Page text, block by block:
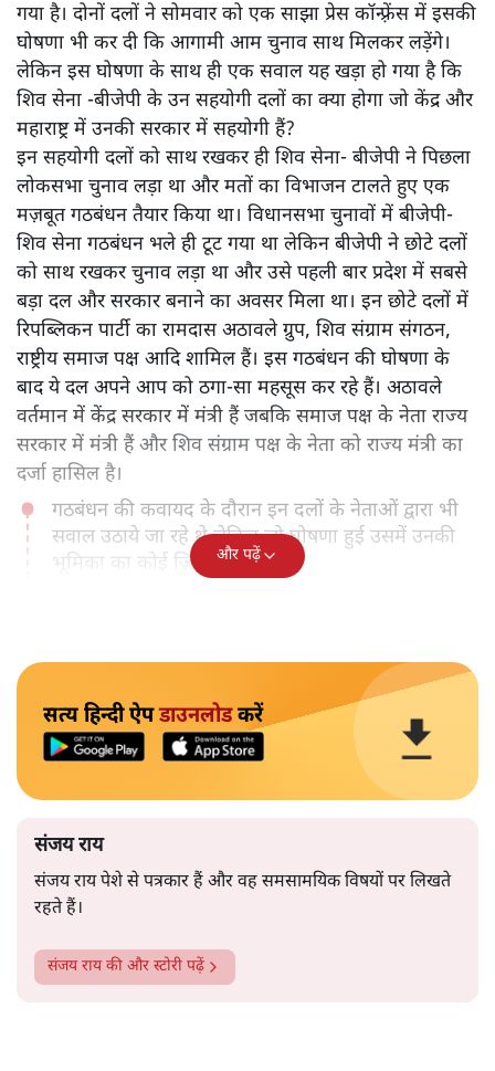
गया है। दोनों दलों ने सोमवार को एक साझा प्रेस कॉन्फ़्रेंस में इसकी
घोषणा भी कर दी कि आगामी आम चुनाव साथ मिलकर लड़ेंगे।
लेकिन इस घोषणा के साथ ही एक सवाल यह खड़ा हो गया है कि
शिव सेना -बीजेपी के उन सहयोगी दलों का क्या होगा जो केंद्र और
महाराष्ट्र में उनकी सरकार में सहयोगी हैं?
इन सहयोगी दलों को साथ रखकर ही शिव सेना- बीजेपी ने पिछला
लोकसभा चुनाव लड़ा था और मतों का विभाजन टालते हुए एक
मज़बूत गठबंधन तैयार किया था। विधानसभा चुनावों में बीजेपी-
शिव सेना गठबंधन भले ही टूट गया था लेकिन बीजेपी ने छोटे दलों
को साथ रखकर चुनाव लड़ा था और उसे पहली बार प्रदेश में सबसे
बड़ा दल और सरकार बनाने का अवसर मिला था। इन छोटे दलों में
रिपब्लिकन पार्टी का रामदास अठावले ग्रुप, शिव संग्राम संगठन,
राष्ट्रीय समाज पक्ष आदि शामिल हैं। इस गठबंधन की घोषणा के
बाद ये दल अपने आप को ठगा-सा महसूस कर रहे हैं। अठावले
वर्तमान में केंद्र सरकार में मंत्री हैं जबकि समाज पक्ष के नेता राज्य
सरकार में मंत्री हैं और शिव संग्राम पक्ष के नेता को राज्य मंत्री का
दर्जा हासिल है।
गठबंधन की कवायद के दौरान इन दलों के नेताओं द्वारा भी
सवाल उठाये जा रहे थे लेकिन जो घोषणा हुई उसमें उनकी
भूमिका का कोई ज़िक्र नहीं है।
और पढ़ें
सत्य हिन्दी ऐपडाउनलोडकरें
संजय राय
संजय राय पेशे से पत्रकार हैं और वह समसामयिक विषयों पर लिखते
रहते हैं।
संजय रायकी और स्टोरी पढ़ें